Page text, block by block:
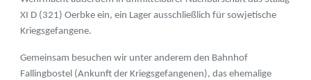
XI D (321) Oerbke ein, ein Lager ausschließlich für sowjetische
Kriegsgefangene.
Gemeinsam besuchen wir unter anderem den Bahnhof
Fallingbostel (Ankunft der Kriegsgefangenen), das ehemalige